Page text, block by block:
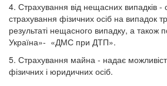
4. Страхування від нещасних випадків
страхування фізичних осіб на випадок
результаті нещасного випадку, а також
Україна»- «ДМС при ДТП».
5. Страхування майна - надає
фізичних і юридичних осіб.